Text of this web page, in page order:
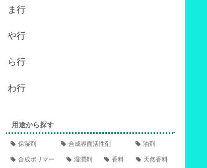
ま行
や行
ら行
わ行
用途から探す
保湿剤 合成界面活性剤 油剤
合成ポリマー 湿潤剤 香料 天然香料